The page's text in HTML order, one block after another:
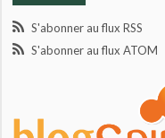
S'abonner au flux RSS
S'abonner au flux ATOM